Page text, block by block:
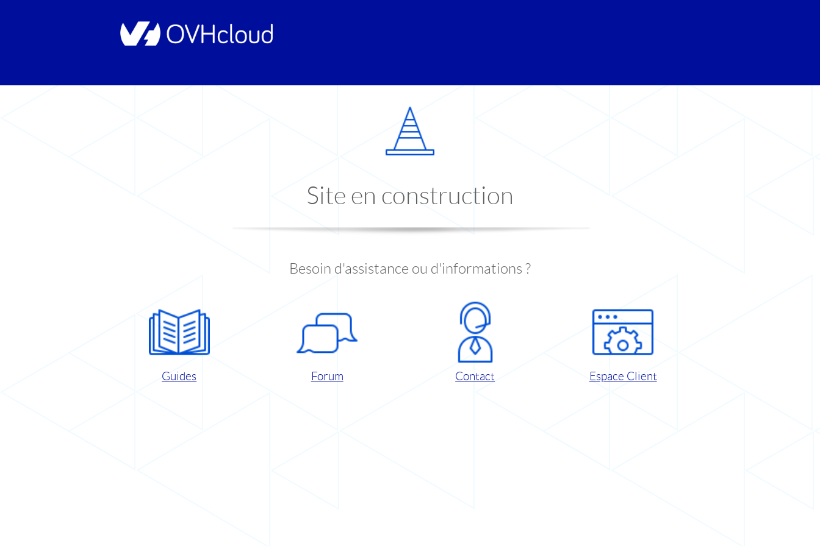
Site en construction
Besoin d'assistance ou d'informations ?
Guides Forum Contact Espace Client